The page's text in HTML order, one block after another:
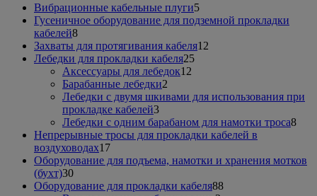
Вибрационные кабельные плуги55
товаров
Гусеничное оборудование для подземной прокладки
кабелей88
товаров
Захваты для протягивания кабеля12
Лебедки для прокладки кабеля2525
Аксессуары для лебедок12
Барабанные лебедки2
товара
Лебедки с двумя шкивами для использования при
прокладке кабелей33
товара
Лебедки с одним барабаном для намотки троса88
Непрерывные тросы для прокладки кабелей в
воздуховодах1717
товаров
Оборудование для подъема, намотки и хранения мотков
(бухт)3030
товаров
Оборудование для прокладки кабеля8888